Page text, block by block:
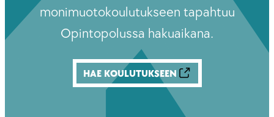
monimuotokoulutukseen tapahtuu
Opintopolussa hakuaikana.
HAE KOULUTUKSEEN